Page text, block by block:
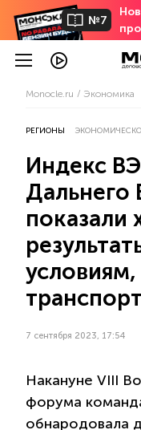
№7
Monocle.ru Экономика
РЕГИОНЫ
Индекс
Дальнего
показали
7 сентября 2023, 17:54
Накануне VIII
форума
обнародовала